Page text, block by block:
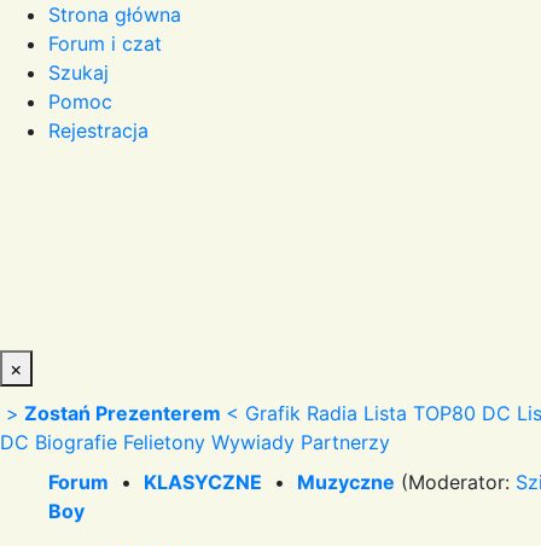
Strona główna
Forum i czat
Szukaj
Pomoc
Rejestracja
×
> Zostań Prezenterem < Grafik Radia Lista TOP80 DC
DC Biografie Felietony Wywiady Partnerzy
Forum • KLASYCZNE • Muzyczne (Moderator:
Boy